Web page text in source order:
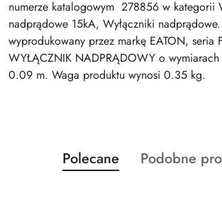
numerze katalogowym 278856 w kategorii
nadprądowe 15kA, Wyłączniki
wyprodukowany przez markę EATON, seria
WYŁĄCZNIK NADPRĄDOWY o
0.09 m. Waga produktu wynosi 0.35 kg.
Pomiń karuzelę produktów
Produkty
o
Polecane
Produkty
Podobne